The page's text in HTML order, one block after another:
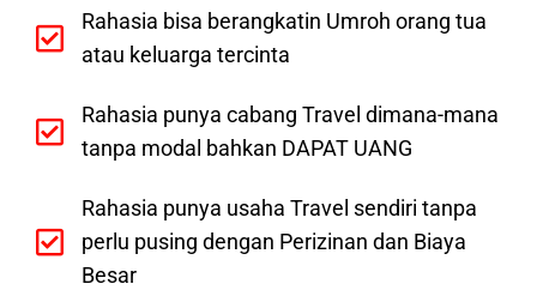
Rahasia bisa berangkatin Umroh orang tua
atau keluarga tercinta
Rahasia punya cabang Travel dimana-mana
tanpa modal bahkan DAPAT UANG
Rahasia punya usaha Travel sendiri tanpa
perlu pusing dengan Perizinan dan Biaya
Besar